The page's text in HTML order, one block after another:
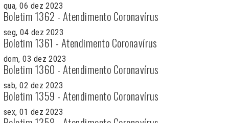
qua, 06 dez 2023
Boletim 1362 - Atendimento Coronavírus
seg, 04 dez 2023
Boletim 1361 - Atendimento Coronavírus
dom, 03 dez 2023
Boletim 1360 - Atendimento Coronavírus
sab, 02 dez 2023
Boletim 1359 - Atendimento Coronavírus
sex, 01 dez 2023